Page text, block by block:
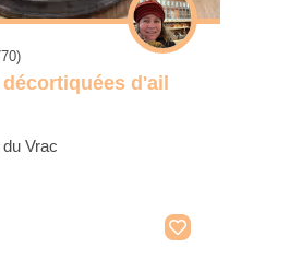
d'ail
Vrac